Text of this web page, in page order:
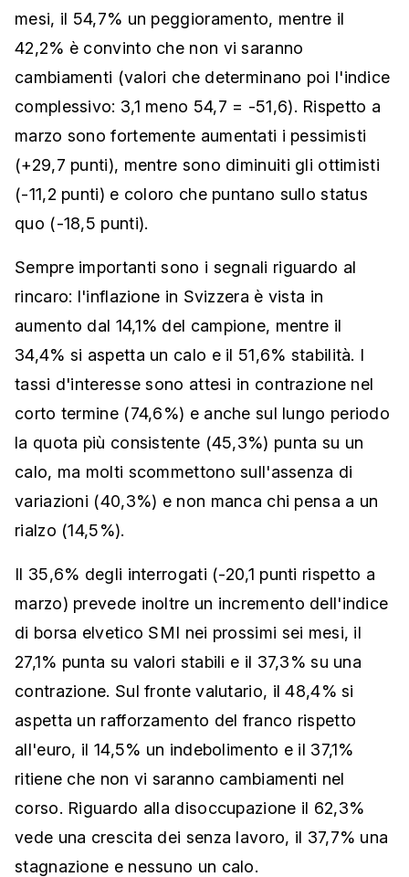
mesi, il 54,7% un peggioramento, mentre il
42,2% è convinto che non vi saranno
cambiamenti (valori che determinano poi l'indice
complessivo: 3,1 meno 54,7 = -51,6). Rispetto a
marzo sono fortemente aumentati i pessimisti
(+29,7 punti), mentre sono diminuiti gli ottimisti
(-11,2 punti) e coloro che puntano sullo status
quo (-18,5 punti).
Sempre importanti sono i segnali riguardo al
rincaro: l'inflazione in Svizzera è vista in
aumento dal 14,1% del campione, mentre il
34,4% si aspetta un calo e il 51,6% stabilità. I
tassi d'interesse sono attesi in contrazione nel
corto termine (74,6%) e anche sul lungo periodo
la quota più consistente (45,3%) punta su un
calo, ma molti scommettono sull'assenza di
variazioni (40,3%) e non manca chi pensa a un
rialzo (14,5%).
Il 35,6% degli interrogati (-20,1 punti rispetto a
marzo) prevede inoltre un incremento dell'indice
di borsa elvetico SMI nei prossimi sei mesi, il
27,1% punta su valori stabili e il 37,3% su una
contrazione. Sul fronte valutario, il 48,4% si
aspetta un rafforzamento del franco rispetto
all'euro, il 14,5% un indebolimento e il 37,1%
ritiene che non vi saranno cambiamenti nel
corso. Riguardo alla disoccupazione il 62,3%
vede una crescita dei senza lavoro, il 37,7% una
stagnazione e nessuno un calo.